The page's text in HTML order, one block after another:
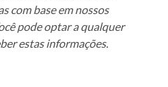
com base em nossos
pode optar a qualquer
estas informações.